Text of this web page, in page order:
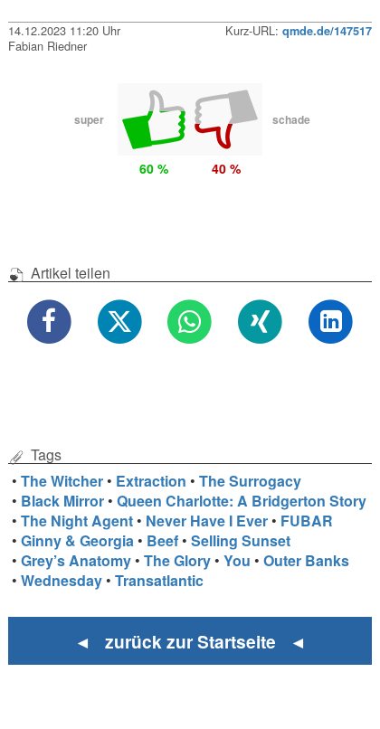
14.12.2023 11:20 Uhr Kurz-URL: qmde.de/147517
Fabian Riedner
super schade
60 % 40 %
Artikel teilen
Tags
•The Witcher • Extraction •The Surrogacy
• Black Mirror •Queen Charlotte: A Bridgerton Story
•The Night Agent • Never Have I Ever • FUBAR
•Ginny & Georgia • Beef •Selling Sunset
•Grey’s Anatomy •The Glory •You •Outer Banks
•Wednesday •Transatlantic
◄ zurück zur Startseite ◄